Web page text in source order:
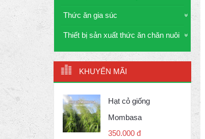
Thức ăn gia súc
Thiết bị sản xuất thức ăn chăn nuôi
KHUYẾN MÃI
Hạt cỏ giống
Mombasa
350.000 đ